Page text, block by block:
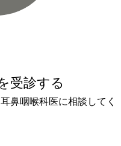
受診する
鼻咽喉科医に相談してく